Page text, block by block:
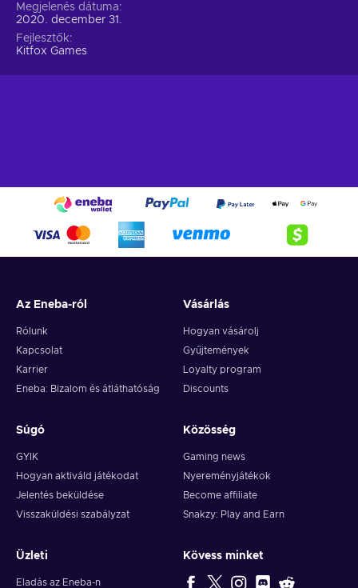
Megjelenés dátuma
2020. december 31.
Fejlesztők
Kitfox Games
Az Eneba-ról
Rólunk
Kapcsolat
Karrier
Eneba: Bizalom és átláthatóság
Vásárlás
Hogyan vásárolj
Gyűjtemények
Loyalty program
Discounts
Súgó
GYIK
Hogyan aktiváld játékodat
Jelentés beküldése
Visszaküldési szabályzat
Közösség
Gaming news
Nyereményjátékok
Become affiliate
Snakzy: Play and Earn
Üzleti
Eladás az Eneba-n
Kövess minket